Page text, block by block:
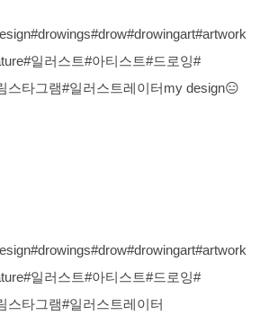
일러스트#아티스트#드로잉#
스타그램#일러스트레이터my design😑
일러스트#아티스트#드로잉#
스타그램#일러스트레이터